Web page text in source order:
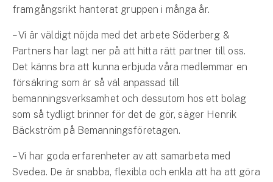
Bilförsäkring för företag
Släpvagnsförsäkring
Drönarförsäkring
För förmedlare
Gruppförsäkringar
Försäkring via förmedlare
framgångsrikt hanterat gruppen i många år.
– Vi är väldigt nöjda med det arbete Söderberg &
Partners har lagt ner på att hitta rätt partner till oss.
Det känns bra att kunna erbjuda våra medlemmar en
försäkring som är så väl anpassad till
bemanningsverksamhet och dessutom hos ett bolag
som så tydligt brinner för det de gör, säger Henrik
Bäckström på Bemanningsföretagen.
– Vi har goda erfarenheter av att samarbeta med
Svedea. De är snabba, flexibla och enkla att ha att göra